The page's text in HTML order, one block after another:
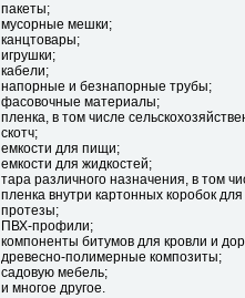
пакеты;
мусорные мешки;
канцтовары;
игрушки;
кабели;
напорные и безнапорные трубы;
фасовочные материалы;
пленка, в том числе
скотч;
емкости для пищи;
емкости для жидкостей;
тара различного назначения, в том
пленка внутри картонных коробок
протезы;
ПВХ-профили;
компоненты битумов для кровли и
древесно-полимерные композиты;
садовую мебель;
и многое другое.